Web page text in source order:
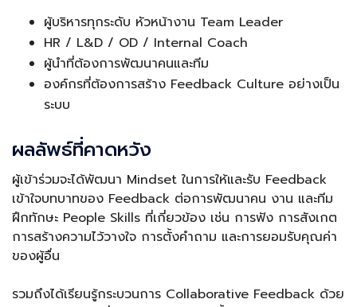
ผู้บริหารทุกระดับ หัวหน้างาน Team Leader
HR / L&D / OD / Internal Coach
ผู้นำที่ต้องการพัฒนาคนและทีม
องค์กรที่ต้องการสร้าง Feedback Culture อย่างเป็น
ระบบ
ผลลัพธ์ที่คาดหวัง
ผู้เข้าร่วมจะได้พัฒนา Mindset ในการให้และรับ Feedback
เข้าใจบทบาทของ Feedback ต่อการพัฒนาคน งาน และทีม
ฝึกทักษะ People Skills ที่เกี่ยวข้อง เช่น การฟัง การสังเกต
การสร้างความไว้วางใจ การตั้งคำถาม และการยอมรับคุณค่า
ของผู้อื่น
รวมถึงได้เรียนรู้กระบวนการ Collaborative Feedback ด้วย